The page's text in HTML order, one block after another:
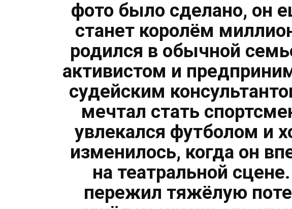
фото было сделано, он
станет королём
родился в обычной
активистом и
судейским
мечтал стать
увлекался футболом и
изменилось, когда он
на театральной
пережил тяжёлую